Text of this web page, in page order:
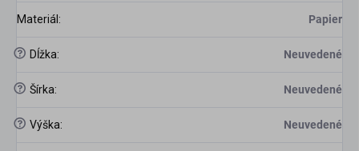
Materiál : Papier
? Dĺžka: Neuvedené
? Šírka: Neuvedené
? Výška: Neuvedené